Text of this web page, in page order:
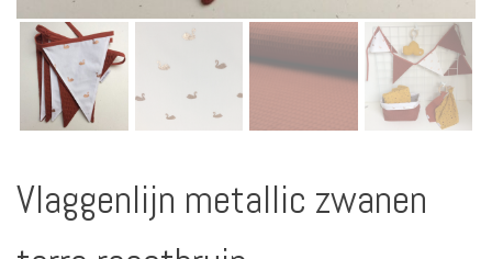
Vlaggenlijn metallic zwanen